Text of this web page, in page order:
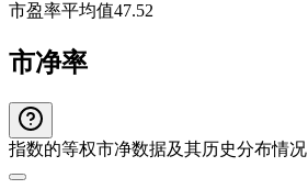
市盈率平均值47.52
市净率
指数的等权市净数据及其历史分布情况